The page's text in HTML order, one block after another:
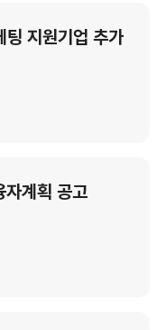
팅 지원기업 추가
계획 공고